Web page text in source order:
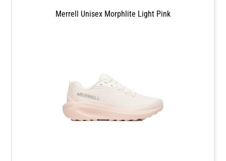
Merrell Unisex Morphlite Light Pink